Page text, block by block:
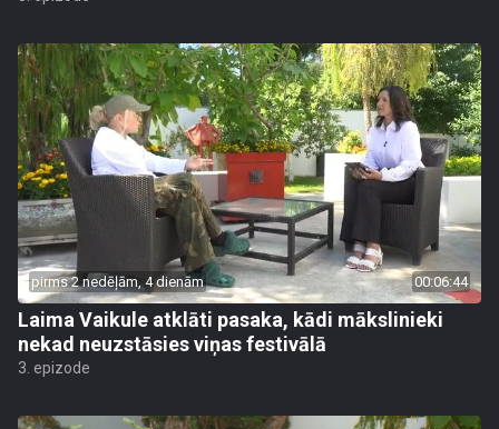
pirms 2 nedēļām, 4 dienām 00:06:44
Laima Vaikule atklāti pasaka, kādi mākslinieki
nekad neuzstāsies viņas festivālā
3. epizode